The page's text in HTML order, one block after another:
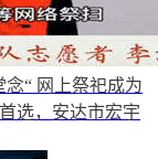
念“ 网上祭祀成为
选，安达市宏宇